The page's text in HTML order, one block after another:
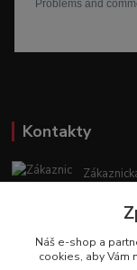
Kontakty
(Po-Ne,
Náš e-shop a
cookies, aby Vám